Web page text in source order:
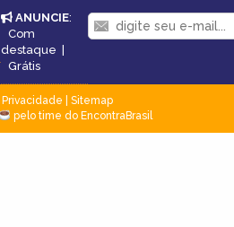
ANUNCIE:
Com
destaque |
Grátis
Privacidade
Sitemap
pelo time do EncontraBrasil